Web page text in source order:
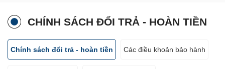
CHÍNH SÁCH ĐỔI TRẢ - HOÀN TIỀN
Chính sách đổi trả - hoàn tiền Các điều khoản bảo hành